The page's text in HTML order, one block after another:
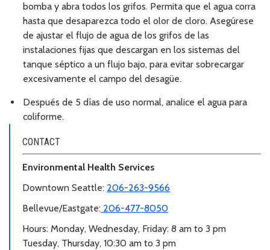
bomba y abra todos los grifos. Permita que el agua corra
hasta que desaparezca todo el olor de cloro. Asegúrese
de ajustar el flujo de agua de los grifos de las
instalaciones fijas que descargan en los sistemas del
tanque séptico a un flujo bajo, para evitar sobrecargar
excesivamente el campo del desagüe.
Después de 5 días de uso normal, analice el agua para
coliforme.
CONTACT
Environmental Health Services
Downtown Seattle: 206-263-9566
Bellevue/Eastgate: 206-477-8050
Hours: Monday, Wednesday, Friday: 8 am to 3 pm
Tuesday, Thursday, 10:30 am to 3 pm